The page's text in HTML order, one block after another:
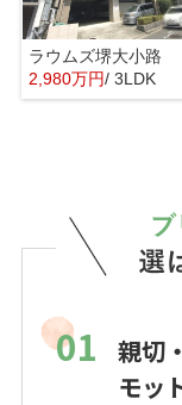
ラウムズ堺大小路
2,980万円/ 3LDK
01
親切
モッ